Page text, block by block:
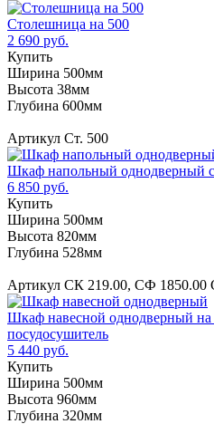
Столешница на 500
2 690 руб.
Купить
Ширина 500мм
Высота 38мм
Глубина 600мм
Артикул Ст. 500
Шкаф напольный однодверный
6 850 руб.
Купить
Ширина 500мм
Высота 820мм
Глубина 528мм
Артикул СК 219.00, СФ 1850.00
Шкаф навесной однодверный
посудосушитель
5 440 руб.
Купить
Ширина 500мм
Высота 960мм
Глубина 320мм